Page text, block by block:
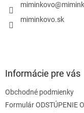
miminkovo@
miminkovo.sk
Informácie pre vás
Obchodné podmienky
Formulár ODSTÚPENIE